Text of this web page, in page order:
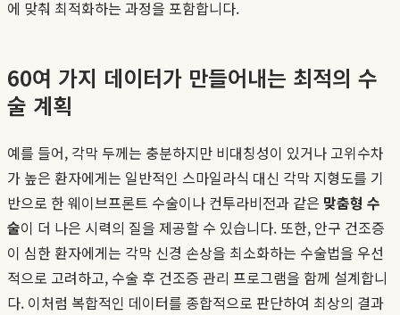
에 맞춰 최적화하는 과정을 포함합니다.
60여 가지 데이터가 만들어내는 최적의 수
술 계획
예를 들어, 각막 두께는 충분하지만 비대칭성이 있거나 고위수차
가 높은 환자에게는 일반적인 스마일라식 대신 각막 지형도를 기
반으로 한 웨이브프론트 수술이나 컨투라비전과 같은 맞춤형 수
술이 더 나은 시력의 질을 제공할 수 있습니다. 또한, 안구 건조증
이 심한 환자에게는 각막 신경 손상을 최소화하는 수술법을 우선
적으로 고려하고, 수술 후 건조증 관리 프로그램을 함께 설계합니
다. 이처럼 복합적인 데이터를 종합적으로 판단하여 최상의 결과